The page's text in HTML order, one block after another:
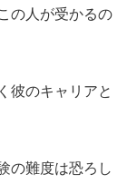
の人が受かるの
彼のキャリアと
の難度は恐ろし